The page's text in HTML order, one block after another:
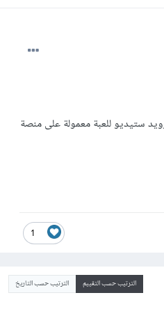
ستيديو للعبة معمولة على منصة
1
الترتيب حسب التقييم الترتيب حسب التاريخ